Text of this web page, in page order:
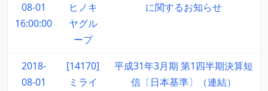
08-01
16:00:00
ヒノキ
ヤグル
ープ
に関するお知らせ
2018-
08-01
[14170]
ミライ
平成31年3月期 第1四半期決算短
信〔日本基準〕（連結）